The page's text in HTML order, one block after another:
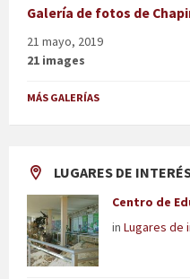
Galería de fotos de
21 mayo, 2019
21 images
MÁS GALERÍAS
LUGARES DE
Centro de
in Lugares de